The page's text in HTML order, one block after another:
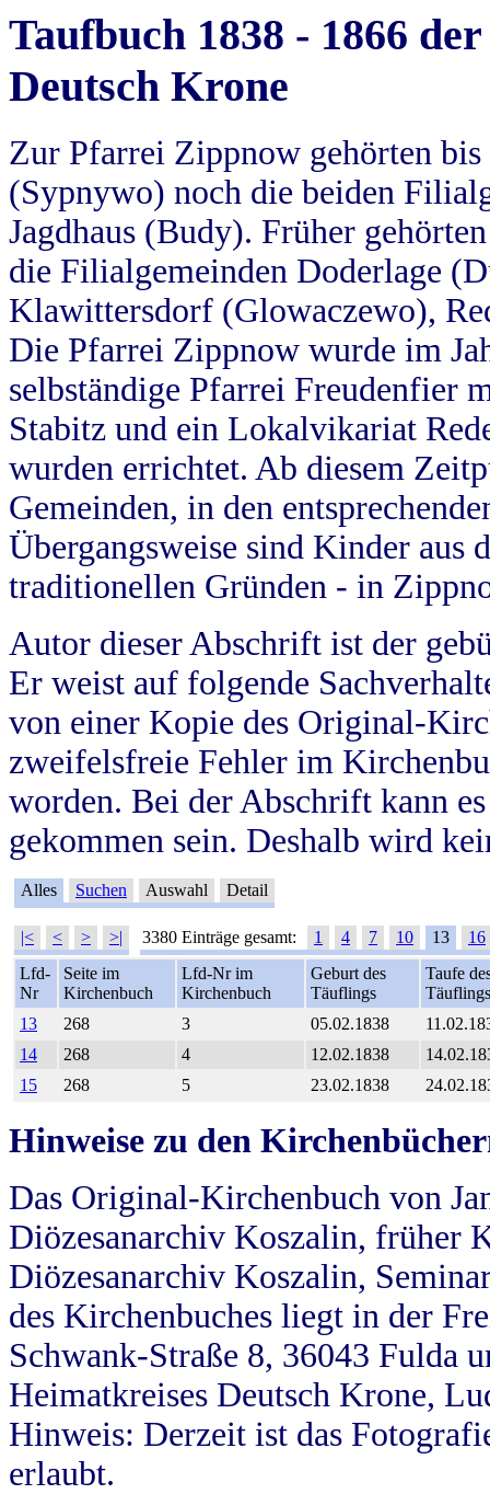
Taufbuch 1838 - 1866
Deutsch Krone
Zur Pfarrei Zippnow gehörten
(Sypnywo) noch die beiden
Jagdhaus (Budy). Früher
die Filialgemeinden Doderlage
Klawittersdorf (Glowaczewo),
Die Pfarrei Zippnow wurde im
selbständige Pfarrei Freudenfier
Stabitz und ein Lokalvikariat
wurden errichtet. Ab diesem
Gemeinden, in den
Übergangsweise sind Kinder aus
traditionellen Gründen - in
Autor dieser Abschrift ist der
Er weist auf folgende
von einer Kopie des Original-
zweifelsfreie Fehler im
worden. Bei der Abschrift kann
gekommen sein. Deshalb wird
Alles Suchen Auswahl Detail
|< < > >| 3380 Einträge gesamt: 1 4 7 10 13
16
Lfd-
Nr
Seite im
Kirchenbuch
Lfd-Nr im
Kirchenbuch
Geburt des
Täuflings
Taufe
Täuflings
13
268 3 05.02.1838
14
268 4 12.02.1838
15
268 5 23.02.1838
Hinweise zu den
Das Original-Kirchenbuch von
Diözesanarchiv Koszalin, früher
Diözesanarchiv Koszalin,
des Kirchenbuches liegt in der
Schwank-Straße 8, 36043 Fulda
Heimatkreises Deutsch Krone,
Hinweis: Derzeit ist das
erlaubt.